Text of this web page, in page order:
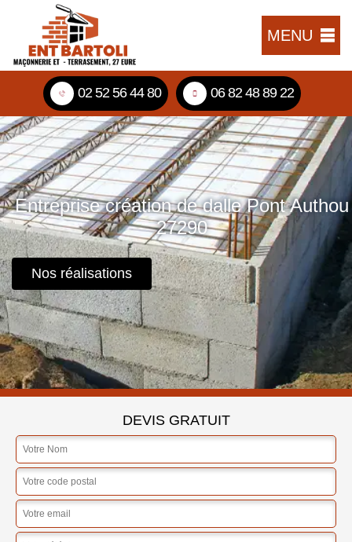
MENU
02 52 56 44 80 06 82 48 89 22
Entreprise création de dalle Pont Authou
27290
Nos réalisations
DEVIS GRATUIT